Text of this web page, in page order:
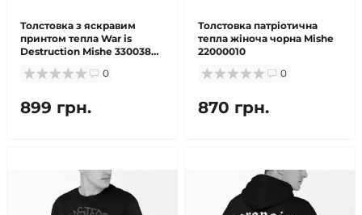
Толстовка з яскравим
принтом тепла War is
Destruction Mishe 330038
0
899 грн.
Толстовка патріотична
тепла жіноча чорна Mishe
22000010
0
870 грн.